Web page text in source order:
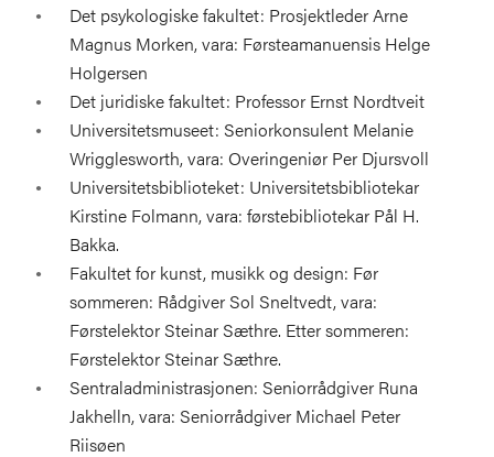
Det psykologiske fakultet: Prosjektleder Arne
Magnus Morken, vara: Førsteamanuensis Helge
Holgersen
Det juridiske fakultet: Professor Ernst Nordtveit
Universitetsmuseet: Seniorkonsulent Melanie
Wrigglesworth, vara: Overingeniør Per Djursvoll
Universitetsbiblioteket: Universitetsbibliotekar
Kirstine Folmann, vara: førstebibliotekar Pål H.
Bakka.
Fakultet for kunst, musikk og design: Før
sommeren: Rådgiver Sol Sneltvedt, vara:
Førstelektor Steinar Sæthre. Etter sommeren:
Førstelektor Steinar Sæthre.
Sentraladministrasjonen: Seniorrådgiver Runa
Jakhelln, vara: Seniorrådgiver Michael Peter
Riisøen